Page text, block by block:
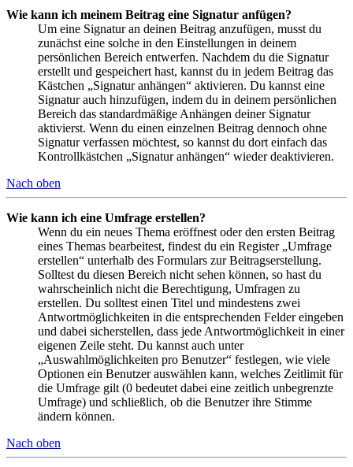
Wie kann ich meinem Beitrag eine Signatur anfügen?
Um eine Signatur an deinen Beitrag anzufügen, musst du
zunächst eine solche in den Einstellungen in deinem
persönlichen Bereich entwerfen. Nachdem du die Signatur
erstellt und gespeichert hast, kannst du in jedem Beitrag das
Kästchen „Signatur anhängen“ aktivieren. Du kannst eine
Signatur auch hinzufügen, indem du in deinem persönlichen
Bereich das standardmäßige Anhängen deiner Signatur
aktivierst. Wenn du einen einzelnen Beitrag dennoch ohne
Signatur verfassen möchtest, so kannst du dort einfach das
Kontrollkästchen „Signatur anhängen“ wieder deaktivieren.
Nach oben
Wie kann ich eine Umfrage erstellen?
Wenn du ein neues Thema eröffnest oder den ersten Beitrag
eines Themas bearbeitest, findest du ein Register „Umfrage
erstellen“ unterhalb des Formulars zur Beitragserstellung.
Solltest du diesen Bereich nicht sehen können, so hast du
wahrscheinlich nicht die Berechtigung, Umfragen zu
erstellen. Du solltest einen Titel und mindestens zwei
Antwortmöglichkeiten in die entsprechenden Felder eingeben
und dabei sicherstellen, dass jede Antwortmöglichkeit in einer
eigenen Zeile steht. Du kannst auch unter
„Auswahlmöglichkeiten pro Benutzer“ festlegen, wie viele
Optionen ein Benutzer auswählen kann, welches Zeitlimit für
die Umfrage gilt (0 bedeutet dabei eine zeitlich unbegrenzte
Umfrage) und schließlich, ob die Benutzer ihre Stimme
ändern können.
Nach oben